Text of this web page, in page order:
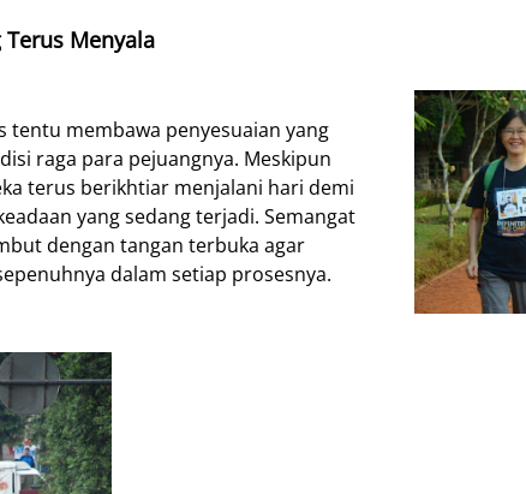
Menyala
tentu membawa penyesuaian yang
raga para pejuangnya. Meskipun
terus berikhtiar menjalani hari demi
yang sedang terjadi. Semangat
dengan tangan terbuka agar
dalam setiap prosesnya.